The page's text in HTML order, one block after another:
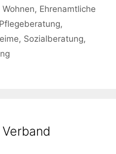
, Ehrenamtliche
Pflegeberatung,
, Sozialberatung,